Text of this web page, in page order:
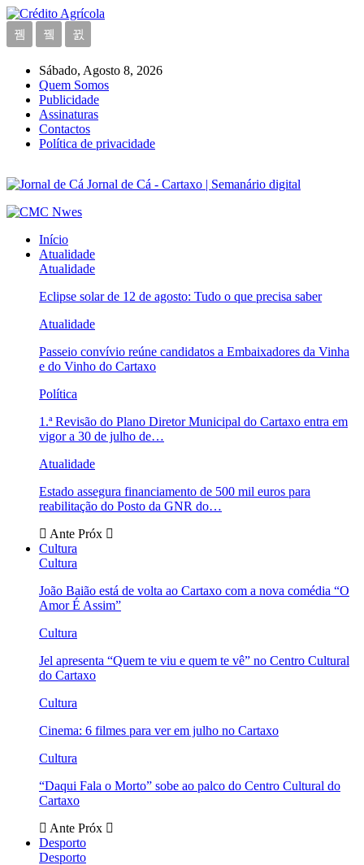
Sábado, Agosto 8, 2026
Quem Somos
Publicidade
Assinaturas
Contactos
Política de privacidade
Jornal de Cá - Cartaxo | Semanário digital
Início
Atualidade
Atualidade
Eclipse solar de 12 de agosto: Tudo o que precisa saber
Atualidade
Passeio convívio reúne candidatos a Embaixadores da Vinha
e do Vinho do Cartaxo
Política
1.ª Revisão do Plano Diretor Municipal do Cartaxo entra em
vigor a 30 de julho de…
Atualidade
Estado assegura financiamento de 500 mil euros para
reabilitação do Posto da GNR do…
Ante Próx
Cultura
Cultura
João Baião está de volta ao Cartaxo com a nova comédia “O
Amor É Assim”
Cultura
Jel apresenta “Quem te viu e quem te vê” no Centro Cultural
do Cartaxo
Cultura
Cinema: 6 filmes para ver em julho no Cartaxo
Cultura
“Daqui Fala o Morto” sobe ao palco do Centro Cultural do
Cartaxo
Ante Próx
Desporto
Desporto